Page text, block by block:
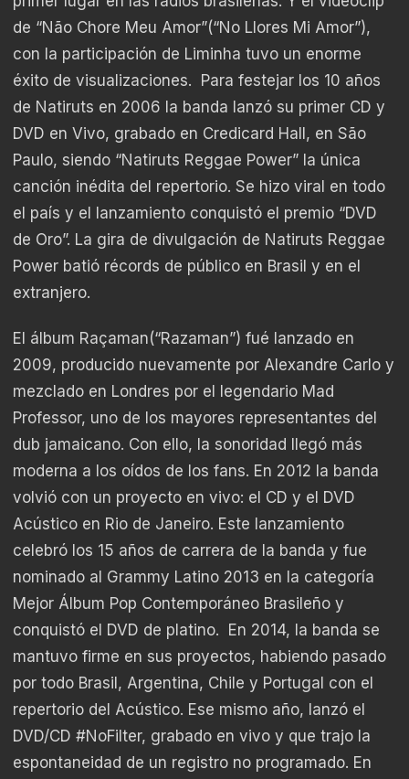
de “Não Chore Meu Amor”(“No Llores Mi Amor”),
con la participación de Liminha tuvo un enorme
éxito de visualizaciones. Para festejar los 10 años
de Natiruts en 2006 la banda lanzó su primer CD y
DVD en Vivo, grabado en Credicard Hall, en São
Paulo, siendo “Natiruts Reggae Power” la única
canción inédita del repertorio. Se hizo viral en todo
el país y el lanzamiento conquistó el premio “DVD
de Oro”. La gira de divulgación de Natiruts Reggae
Power batió récords de público en Brasil y en el
extranjero.
El álbum Raçaman(“Razaman”) fué lanzado en
2009, producido nuevamente por Alexandre Carlo y
mezclado en Londres por el legendario Mad
Professor, uno de los mayores representantes del
dub jamaicano. Con ello, la sonoridad llegó más
moderna a los oídos de los fans. En 2012 la banda
volvió con un proyecto en vivo: el CD y el DVD
Acústico en Rio de Janeiro. Este lanzamiento
celebró los 15 años de carrera de la banda y fue
nominado al Grammy Latino 2013 en la categoría
Mejor Álbum Pop Contemporáneo Brasileño y
conquistó el DVD de platino. En 2014, la banda se
mantuvo firme en sus proyectos, habiendo pasado
por todo Brasil, Argentina, Chile y Portugal con el
repertorio del Acústico. Ese mismo año, lanzó el
DVD/CD #NoFilter, grabado en vivo y que trajo la
espontaneidad de un registro no programado. En